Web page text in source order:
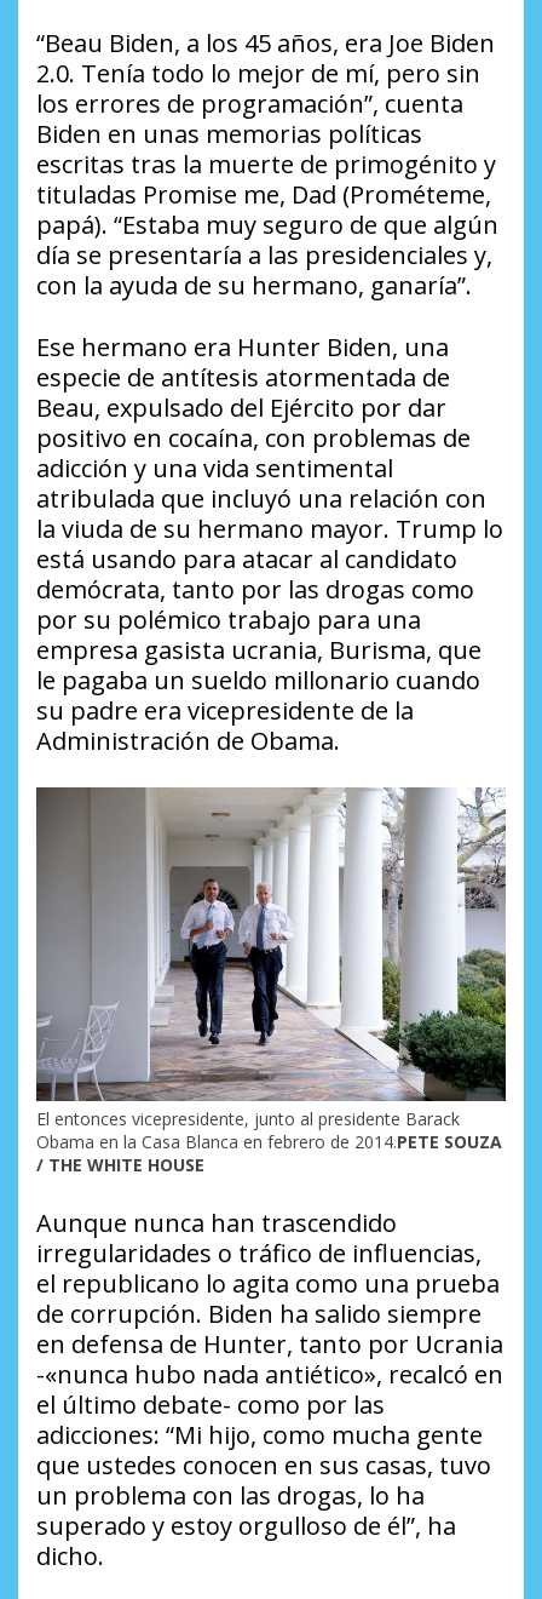
“Beau Biden, a los 45 años, era Joe Biden
2.0. Tenía todo lo mejor de mí, pero sin
los errores de programación”, cuenta
Biden en unas memorias políticas
escritas tras la muerte de primogénito y
tituladas Promise me, Dad (Prométeme,
papá). “Estaba muy seguro de que algún
día se presentaría a las presidenciales y,
con la ayuda de su hermano, ganaría”.
Ese hermano era Hunter Biden, una
especie de antítesis atormentada de
Beau, expulsado del Ejército por dar
positivo en cocaína, con problemas de
adicción y una vida sentimental
atribulada que incluyó una relación con
la viuda de su hermano mayor. Trump lo
está usando para atacar al candidato
demócrata, tanto por las drogas como
por su polémico trabajo para una
empresa gasista ucrania, Burisma, que
le pagaba un sueldo millonario cuando
su padre era vicepresidente de la
Administración de Obama.
El entonces vicepresidente, junto al presidente Barack
Obama en la Casa Blanca en febrero de 2014.PETE SOUZA
/ THE WHITE HOUSE
Aunque nunca han trascendido
irregularidades o tráfico de influencias,
el republicano lo agita como una prueba
de corrupción. Biden ha salido siempre
en defensa de Hunter, tanto por Ucrania
-«nunca hubo nada antiético», recalcó en
el último debate- como por las
adicciones: “Mi hijo, como mucha gente
que ustedes conocen en sus casas, tuvo
un problema con las drogas, lo ha
superado y estoy orgulloso de él”, ha
dicho.